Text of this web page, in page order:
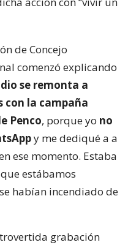
de Concejo
comenzó explicando
se remonta a
con la campaña
Penco, porque yo no
y me dediqué a a
ese momento. Estaba
estábamos
habían incendiado de
grabación